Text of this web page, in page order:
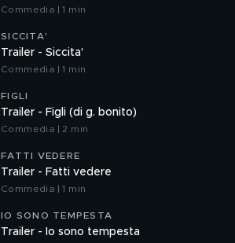
Commedia | 1 min
SICCITA'
Trailer - Siccita'
Commedia | 1 min
FIGLI
Trailer - Figli (di g. bonito)
Commedia | 2 min
FATTI VEDERE
Trailer - Fatti vedere
Commedia | 1 min
IO SONO TEMPESTA
Trailer - Io sono tempesta